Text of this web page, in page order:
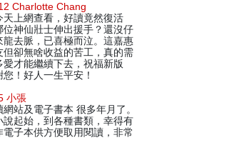
Charlotte Chang
天上網查看，好讀竟然復活
位神仙壯士伸出援手？還沒仔
龍去脈，已喜極而泣。這嘉惠
但卻無啥收益的苦工，真的需
愛才能繼續下去，祝福新版
您！好人一生平安！
小張
站及電子書本 很多年月了。
說起始，到各種書類，幸得有
電子本供方便取用閱讀，非常